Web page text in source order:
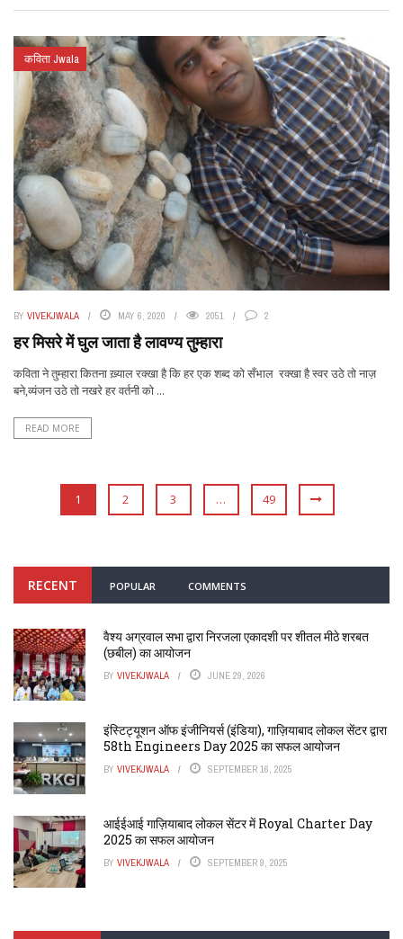
कविता Jwala
BY VIVEKJWALA MAY 6, 2020 2051 2
हर मिसरे में घुल जाता है लावण्य तुम्हारा
कविता ने तुम्हारा कितना ख़्याल रक्खा है कि हर एक शब्द को सँभाल रक्खा है स्वर उठे तो नाज़
बने,व्यंजन उठे तो नखरे हर वर्तनी को ...
READ MORE
1 2 3 … 49
RECENT POPULAR COMMENTS
वैश्य अग्रवाल सभा द्वारा निरजला एकादशी पर शीतल मीठे शरबत
(छबील) का आयोजन
BY VIVEKJWALA JUNE 29, 2026
इंस्टिट्यूशन ऑफ इंजीनियर्स (इंडिया), गाज़ियाबाद लोकल सेंटर द्वारा
58th Engineers Day 2025 का सफल आयोजन
BY VIVEKJWALA SEPTEMBER 16, 2025
आईईआई गाज़ियाबाद लोकल सेंटर में Royal Charter Day
2025 का सफल आयोजन
BY VIVEKJWALA SEPTEMBER 9, 2025